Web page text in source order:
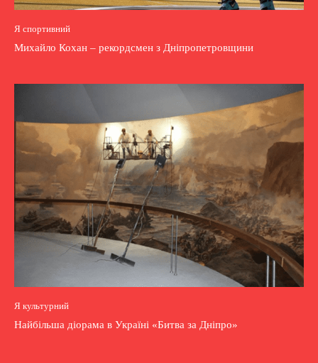
Я спортивний
Михайло Кохан – рекордсмен з Дніпропетровщини
Я культурний
Найбільша діорама в Україні «Битва за Дніпро»